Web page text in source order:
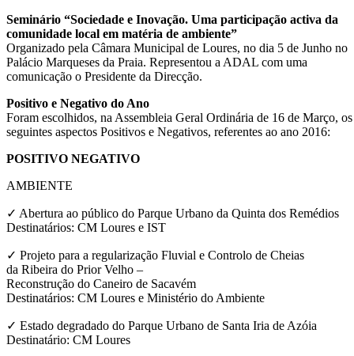
Seminário “Sociedade e Inovação. Uma participação activa da
comunidade local em matéria de ambiente”
Organizado pela Câmara Municipal de Loures, no dia 5 de Junho no
Palácio Marqueses da Praia. Representou a ADAL com uma
comunicação o Presidente da Direcção.
Positivo e Negativo do Ano
Foram escolhidos, na Assembleia Geral Ordinária de 16 de Março, os
seguintes aspectos Positivos e Negativos, referentes ao ano 2016:
POSITIVO NEGATIVO
AMBIENTE
✓ Abertura ao público do Parque Urbano da Quinta dos Remédios
Destinatários: CM Loures e IST
✓ Projeto para a regularização Fluvial e Controlo de Cheias
da Ribeira do Prior Velho –
Reconstrução do Caneiro de Sacavém
Destinatários: CM Loures e Ministério do Ambiente
✓ Estado degradado do Parque Urbano de Santa Iria de Azóia
Destinatário: CM Loures